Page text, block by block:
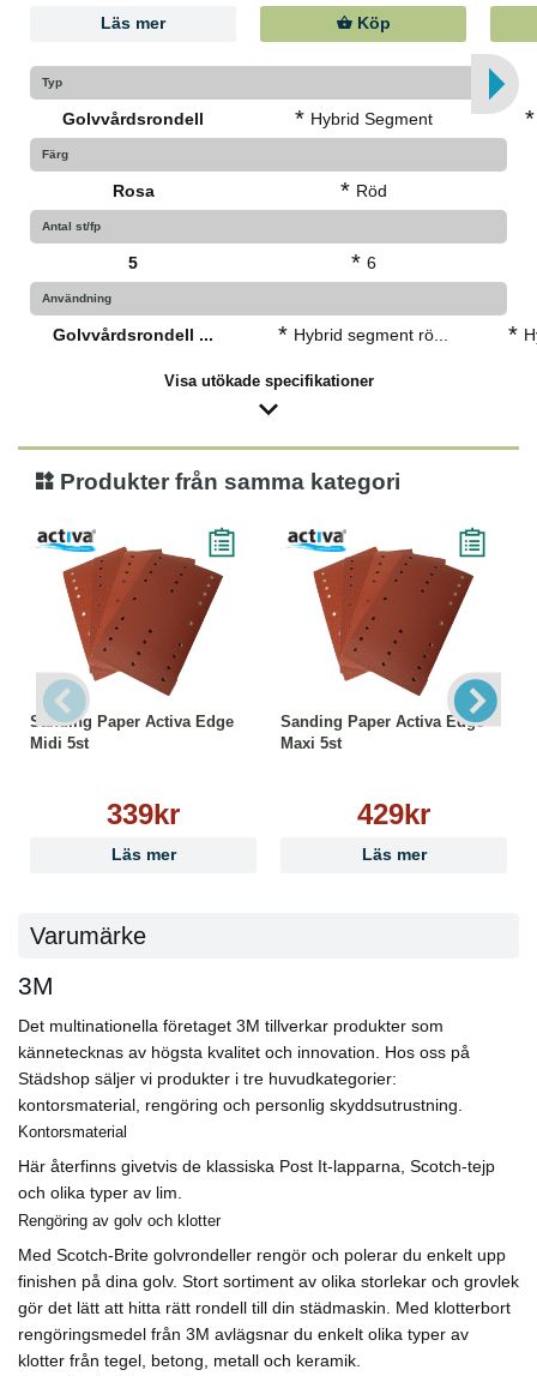
Läs mer Köp
Typ
Golvvårdsrondell * Hybrid Segment *
Färg
Rosa * Röd
Antal st/fp
5 * 6
Användning
Golvvårdsrondell ... * Hybrid segment rö... *
Visa utökade specifikationer
Produkter från samma kategori
Sanding Paper Activa Edge
Midi 5st
339kr
Läs mer
Sanding Paper Activa Edge
Maxi 5st
429kr
Läs mer
Varumärke
3M
Det multinationella företaget 3M tillverkar produkter som
kännetecknas av högsta kvalitet och innovation. Hos oss på
Städshop säljer vi produkter i tre huvudkategorier:
kontorsmaterial, rengöring och personlig skyddsutrustning.
Kontorsmaterial
Här återfinns givetvis de klassiska Post It-lapparna, Scotch-tejp
och olika typer av lim.
Rengöring av golv och klotter
Med Scotch-Brite golvrondeller rengör och polerar du enkelt upp
finishen på dina golv. Stort sortiment av olika storlekar och grovlek
gör det lätt att hitta rätt rondell till din städmaskin. Med klotterbort
rengöringsmedel från 3M avlägsnar du enkelt olika typer av
klotter från tegel, betong, metall och keramik.